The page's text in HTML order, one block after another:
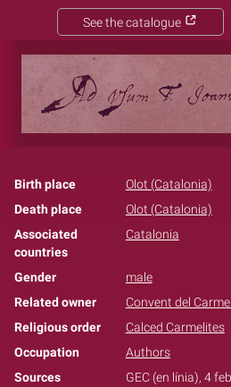
See the catalogue
Birth place
Olot (Catalonia)
Death place
Olot (Catalonia)
Associated
countries
Catalonia
Gender
male
Related owner
Convent del
Religious order
Calced Carmelites
Occupation
Authors
Sources
GEC (en línia), 4